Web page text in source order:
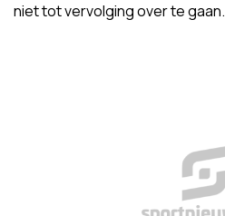
niet tot vervolging over te gaan.